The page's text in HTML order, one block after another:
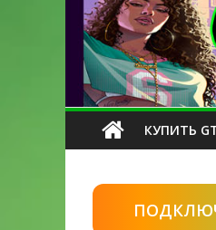
КУПИТЬ